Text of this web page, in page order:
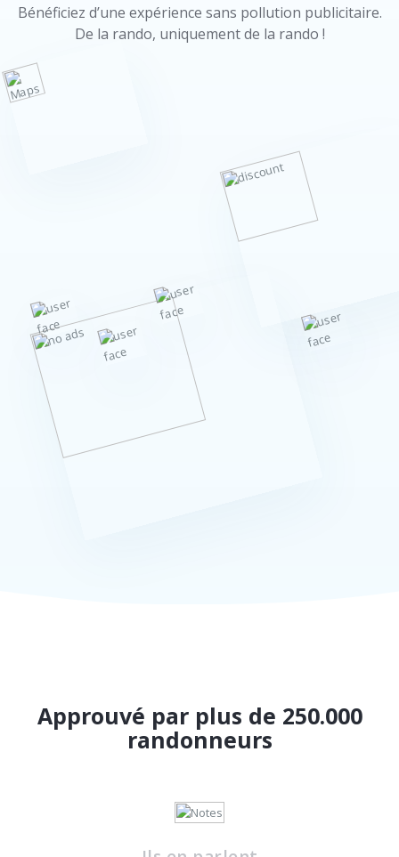
Bénéficiez d’une expérience sans pollution publicitaire.
De la rando, uniquement de la rando !
Approuvé par plus de 250.000
randonneurs